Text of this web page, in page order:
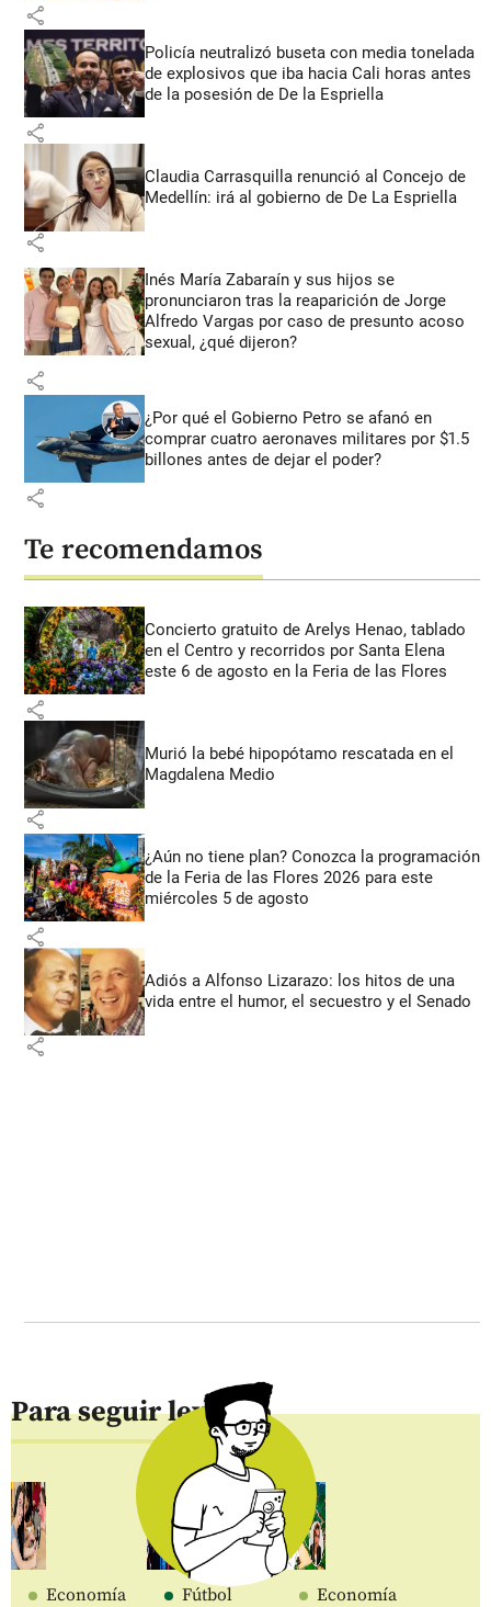
share
Policía neutralizó buseta con media tonelada
de explosivos que iba hacia Cali horas antes
de la posesión de De la Espriella
share
Claudia Carrasquilla renunció al Concejo de
Medellín: irá al gobierno de De La Espriella
share
Inés María Zabaraín y sus hijos se
pronunciaron tras la reaparición de Jorge
Alfredo Vargas por caso de presunto acoso
sexual, ¿qué dijeron?
share
¿Por qué el Gobierno Petro se afanó en
comprar cuatro aeronaves militares por $1.5
billones antes de dejar el poder?
share
Te recomendamos
Concierto gratuito de Arelys Henao, tablado
en el Centro y recorridos por Santa Elena
este 6 de agosto en la Feria de las Flores
share
Murió la bebé hipopótamo rescatada en el
Magdalena Medio
share
¿Aún no tiene plan? Conozca la programación
de la Feria de las Flores 2026 para este
miércoles 5 de agosto
share
Adiós a Alfonso Lizarazo: los hitos de una
vida entre el humor, el secuestro y el Senado
share
Para seguir leyendo
Economía Fútbol Economía